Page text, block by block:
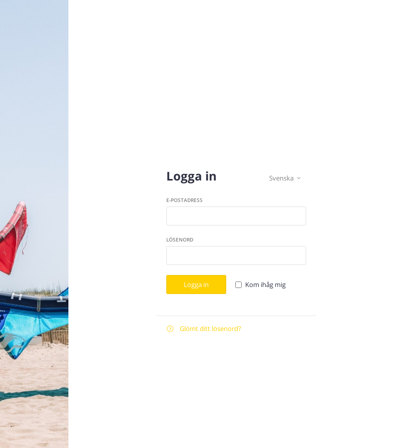
Svenska 
Logga in
E-POSTADRESS
LÖSENORD
Logga in Kom ihåg mig
 Glömt ditt lösenord?